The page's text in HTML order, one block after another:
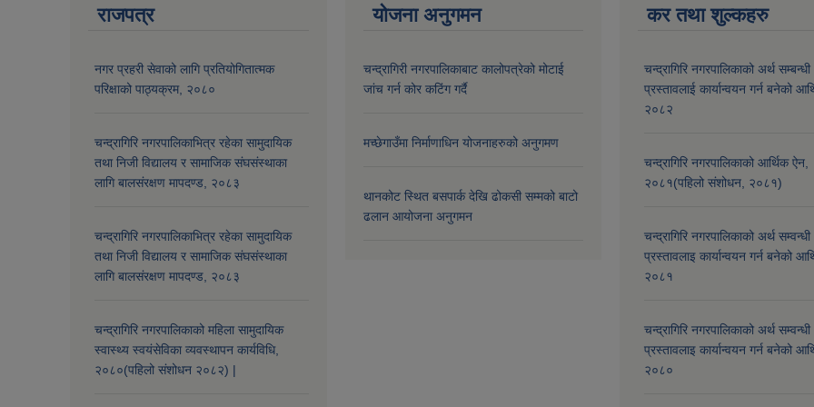
राजपत्र
नगर प्रहरी सेवाको लागि प्रतियोगितात्मक
परिक्षाको पाठ्यक्रम, २०८०
चन्द्रागिरि नगरपालिकाभित्र रहेका सामुदायिक
तथा निजी विद्यालय र सामाजिक संघसंस्थाका
लागि बालसंरक्षण मापदण्ड, २०८३
चन्द्रागिरि नगरपालिकाभित्र रहेका सामुदायिक
तथा निजी विद्यालय र सामाजिक संघसंस्थाका
लागि बालसंरक्षण मापदण्ड, २०८३
चन्द्रागिरि नगरपालिकाको महिला सामुदायिक
स्वास्थ्य स्वयंसेविका व्यवस्थापन कार्यविधि,
२०८०(पहिलो संशोधन २०८२) |
योजना अनुगमन
चन्द्रागिरी नगरपालिकाबाट कालोपत्रेको मोटाई
जांच गर्न कोर कटिंग गर्दै
मच्छेगाउँमा निर्माणाधिन योजनाहरुको अनुगमण
थानकोट स्थित बसपार्क देखि ढोकसी सम्मको बाटो
ढलान आयोजना अनुगमन
कर तथा शुल्कहरु
चन्द्रागिरि नगरपालिकाको अर्थ सम्बन्धी
प्रस्तावलाई कार्यान्वयन गर्न बनेको
२०८२
चन्द्रागिरि नगरपालिकाको आर्थिक ऐन,
२०८१(पहिलो संशोधन, २०८१)
चन्द्रागिरि नगरपालिकाको अर्थ सम्वन्धी
प्रस्तावलाइ कार्यान्वयन गर्न बनेको
२०८१
चन्द्रागिरि नगरपालिकाको अर्थ सम्वन्धी
प्रस्तावलाइ कार्यान्वयन गर्न बनेको
२०८०